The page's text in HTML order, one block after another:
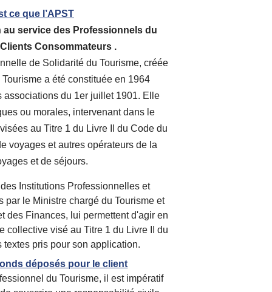
ce que l’APST
service des Professionnels du
Consommateurs .
de Solidarité du Tourisme, créée
a été constituée en 1964
associations du 1er juillet 1901. Elle
ou morales, intervenant dans le
au Titre 1 du Livre II du Code du
voyages et autres opérateurs de la
et de séjours.
Institutions Professionnelles et
par le Ministre chargé du Tourisme et
des Finances, lui permettent d'agir en
collective visé au Titre 1 du Livre II du
textes pris pour son application.
déposés pour le client
du Tourisme, il est impératif